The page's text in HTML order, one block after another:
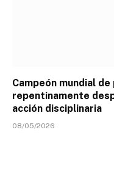
Campeón mundial
repentinamente
acción disciplinaria
08/05/2026